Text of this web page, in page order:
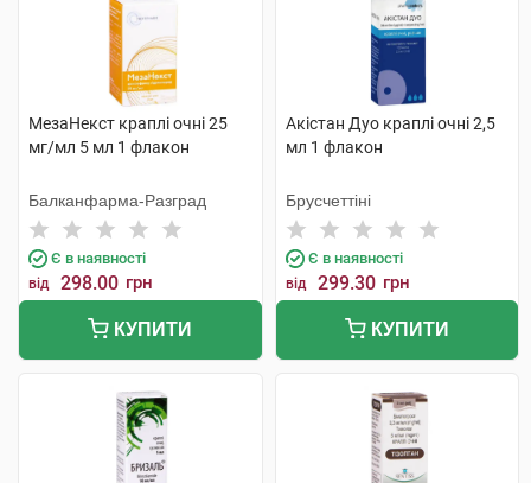
МезаНекст краплі очні 25
мг/мл 5 мл 1 флакон
Балканфарма-Разград
Є в наявності
від 298.00 грн
КУПИТИ
Акістан Дуо краплі очні 2,5
мл 1 флакон
Брусчеттіні
Є в наявності
від 299.30 грн
КУПИТИ